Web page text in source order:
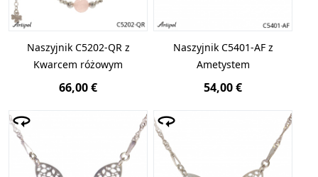
Naszyjnik C5202-QR z
Kwarcem różowym
66,00 €
Naszyjnik C5401-AF z
Ametystem
54,00 €